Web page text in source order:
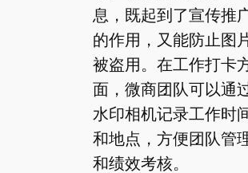
息，既起到了宣传推
的作用，又能防止图
被盗用。在工作打卡
面，微商团队可以通
水印相机记录工作时
和地点，方便团队管
和绩效考核。